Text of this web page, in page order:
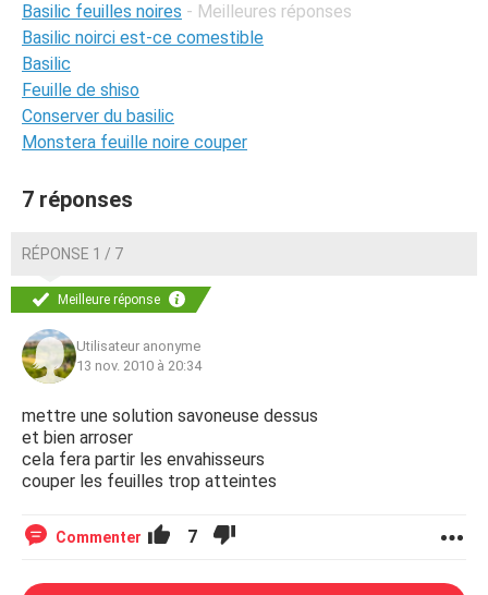
Basilic feuilles noires - Meilleures réponses
Basilic noirci est-ce comestible
Basilic
Feuille de shiso
Conserver du basilic
Monstera feuille noire couper
7 réponses
RÉPONSE 1 / 7
Meilleure réponse
Utilisateur anonyme
13 nov. 2010 à 20:34
mettre une solution savoneuse dessus
et bien arroser
cela fera partir les envahisseurs
couper les feuilles trop atteintes
Commenter 7